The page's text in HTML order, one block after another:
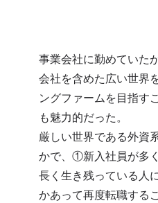
事業会社に勤めていた
会社を含めた広い世界
ングファームを目指す
も魅力的だった。
厳しい世界である外資
かで、①新入社員が多
長く生き残っている人
かあって再度転職する